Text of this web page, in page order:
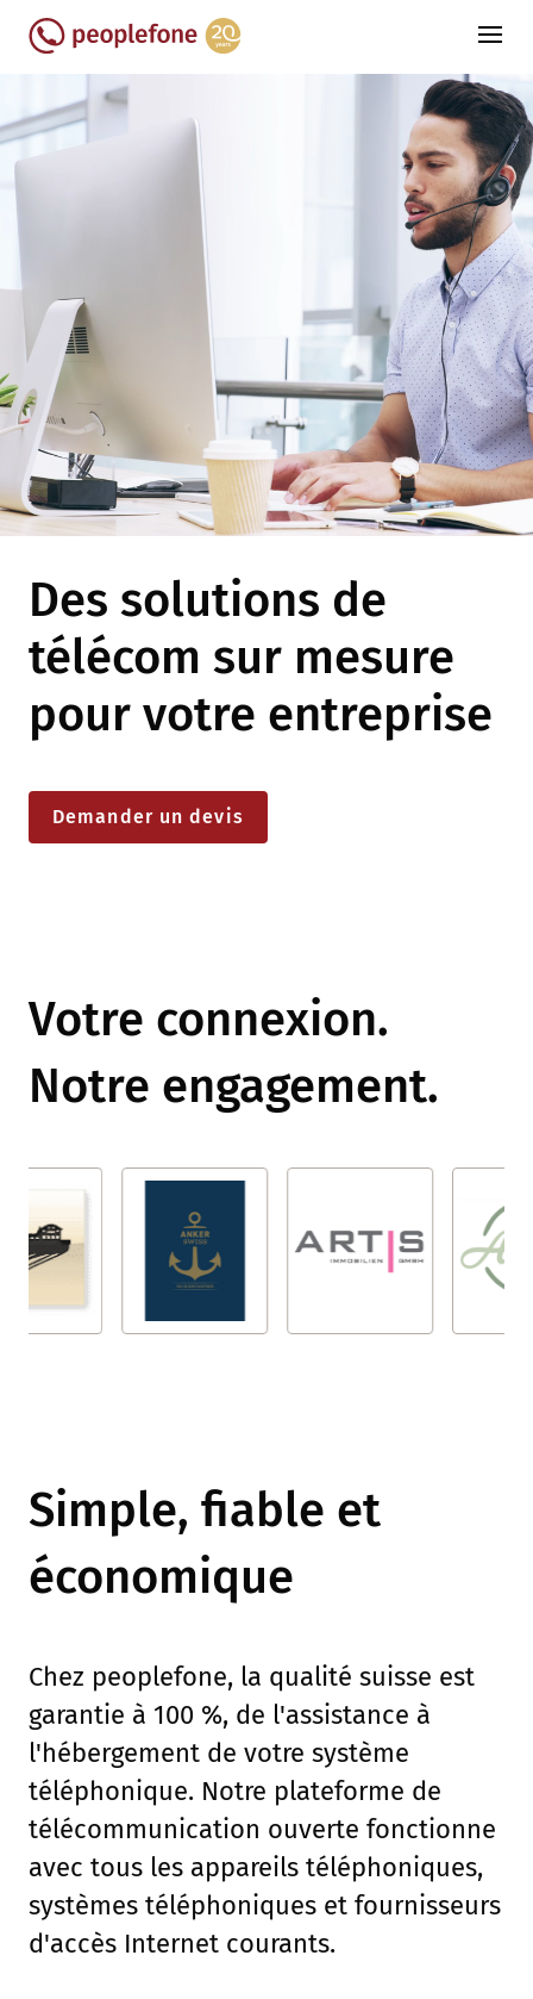
Des solutions de
télécom sur mesure
pour votre entreprise
Demander un devis
Votre connexion.
Notre engagement.
Simple, fiable et
économique
Chez peoplefone, la qualité suisse est
garantie à 100 %, de l'assistance à
l'hébergement de votre système
téléphonique. Notre plateforme de
télécommunication ouverte fonctionne
avec tous les appareils téléphoniques,
systèmes téléphoniques et fournisseurs
d'accès Internet courants.